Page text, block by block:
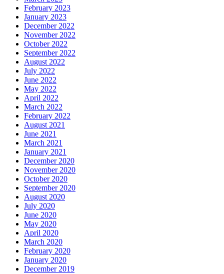
February 2023
January 2023
December 2022
November 2022
October 2022
September 2022
August 2022
July 2022
June 2022
May 2022
April 2022
March 2022
February 2022
August 2021
June 2021
March 2021
January 2021
December 2020
November 2020
October 2020
September 2020
August 2020
July 2020
June 2020
May 2020
April 2020
March 2020
February 2020
January 2020
December 2019